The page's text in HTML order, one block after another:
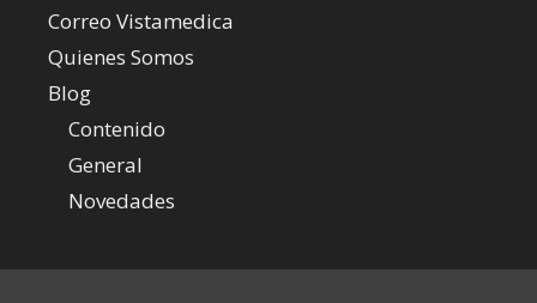
Correo Vistamedica
Quienes Somos
Blog
Contenido
General
Novedades